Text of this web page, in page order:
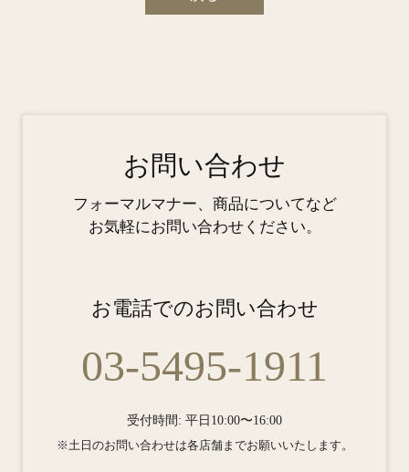
お問い合わせ
フォーマルマナー、商品についてなど
お気軽にお問い合わせください。
お電話でのお問い合わせ
03-5495-1911
受付時間: 平日10:00〜16:00
※土日のお問い合わせは各店舗までお願いいたします。